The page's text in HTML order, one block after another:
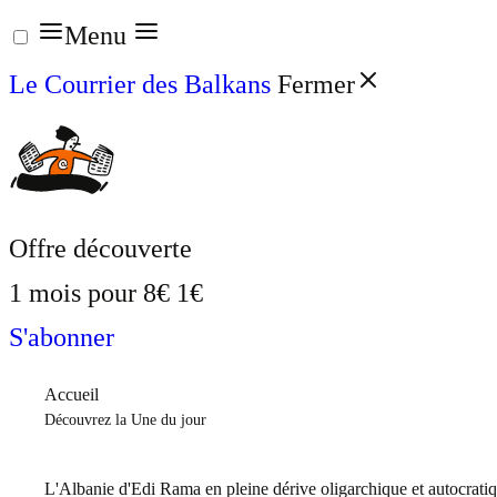
Aller
au
contenu
Menu
Le Courrier des Balkans Fermer
Offre découverte
1 mois pour 8€ 1€
S'abonner
Accueil
Découvrez la Une du jour
L'Albanie d'Edi Rama en pleine dérive oligarchique et